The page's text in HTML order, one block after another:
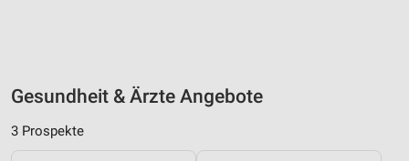
Gesundheit & Ärzte Angebote
3 Prospekte